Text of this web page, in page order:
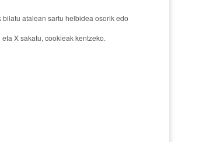
atalean sartu helbidea osorik edo
X sakatu, cookieak kentzeko.